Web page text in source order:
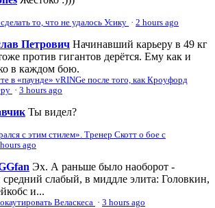
то, что не удалось Усику · 2 hours ago
Петрович Начинавший карьеру в 49 кг
против гигантов дерётся. Ему как и
в каждом бою.
в «паунде» vRINGe после того, как Кроуфорд
· 3 hours ago
Ты видел?
с этим стилем». Тренер Скотт о бое с
ago
Эх. А раньше было наоборот -
слабый, в миддле элита: Головкин,
и...
Веласкеса · 3 hours ago